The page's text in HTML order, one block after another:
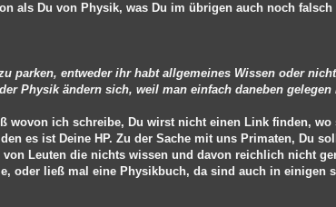
als Du von Physik, was Du im übrigen auch noch
parken, entweder ihr habt allgemeines Wissen oder
Physik ändern sich, weil man einfach daneben gelegen
wovon ich schreibe, Du wirst nicht einen Link finden, wo
es ist Deine HP. Zu der Sache mit uns Primaten, Du
Leuten die nichts wissen und davon reichlich nicht
oder ließ mal eine Physikbuch, da sind auch in einigen